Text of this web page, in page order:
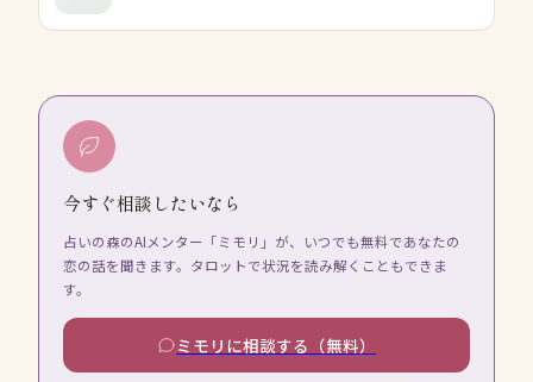
今すぐ相談したいなら
占いの森のAIメンター「ミモリ」が、いつでも無料であなたの
恋の話を聞きます。タロットで状況を読み解くこともできま
す。
ミモリに相談する（無料）